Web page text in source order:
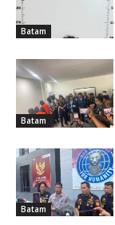
Batam
Batam
Batam